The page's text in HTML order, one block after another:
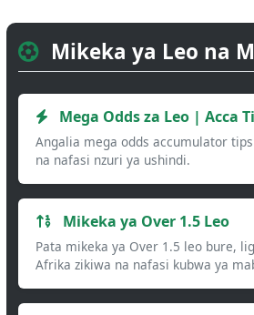
Mikeka ya Leo na
Mega Odds za Leo | Acca
Angalia mega odds accumulator
na nafasi nzuri ya ushindi.
Mikeka ya Over 1.5 Leo
Pata mikeka ya Over 1.5 leo bure,
Afrika zikiwa na nafasi kubwa ya